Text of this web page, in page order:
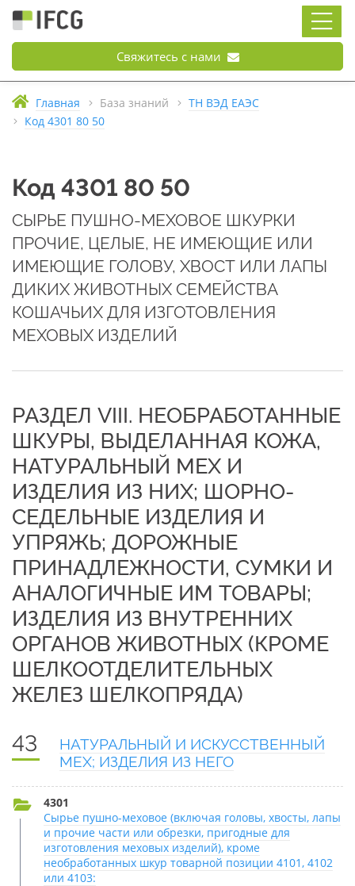
Свяжитесь с нами
Главная База знаний
ТН ВЭД ЕАЭС
Код 4301 80 50
Код 4301 80 50
СЫРЬЕ ПУШНО-МЕХОВОЕ ШКУРКИ
ПРОЧИЕ, ЦЕЛЫЕ, НЕ ИМЕЮЩИЕ ИЛИ
ИМЕЮЩИЕ ГОЛОВУ, ХВОСТ ИЛИ ЛАПЫ
ДИКИХ ЖИВОТНЫХ СЕМЕЙСТВА
КОШАЧЬИХ ДЛЯ ИЗГОТОВЛЕНИЯ
МЕХОВЫХ ИЗДЕЛИЙ
РАЗДЕЛ VIII. НЕОБРАБОТАННЫЕ
ШКУРЫ, ВЫДЕЛАННАЯ КОЖА,
НАТУРАЛЬНЫЙ МЕХ И
ИЗДЕЛИЯ ИЗ НИХ; ШОРНО-
СЕДЕЛЬНЫЕ ИЗДЕЛИЯ И
УПРЯЖЬ; ДОРОЖНЫЕ
ПРИНАДЛЕЖНОСТИ, СУМКИ И
АНАЛОГИЧНЫЕ ИМ ТОВАРЫ;
ИЗДЕЛИЯ ИЗ ВНУТРЕННИХ
ОРГАНОВ ЖИВОТНЫХ (КРОМЕ
ШЕЛКООТДЕЛИТЕЛЬНЫХ
ЖЕЛЕЗ ШЕЛКОПРЯДА)
43
НАТУРАЛЬНЫЙ И ИСКУССТВЕННЫЙ
МЕХ; ИЗДЕЛИЯ ИЗ НЕГО
4301
Сырье пушно-меховое (включая головы, хвосты, лапы
и прочие части или обрезки, пригодные для
изготовления меховых изделий), кроме
необработанных шкур товарной позиции 4101, 4102
или 4103: